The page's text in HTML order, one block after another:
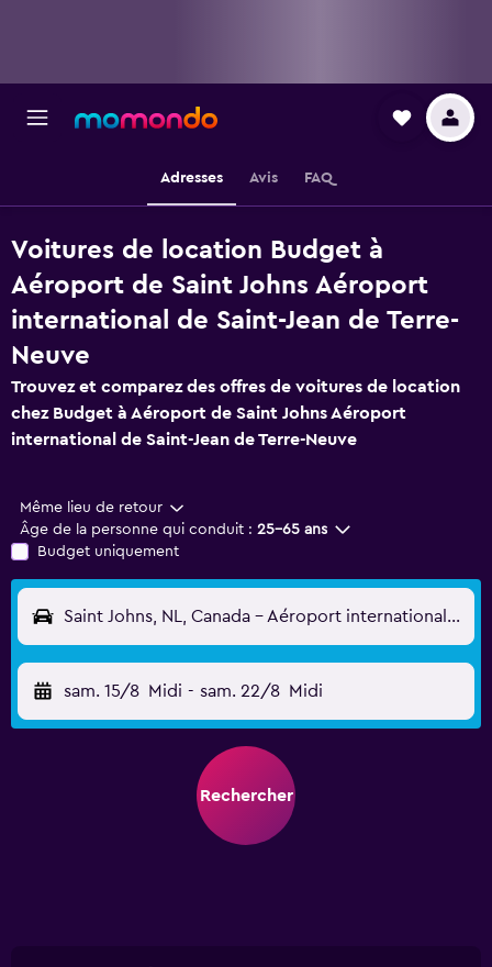
Adresses Avis FAQ
Voitures de location Budget à
Aéroport de Saint Johns Aéroport
international de Saint-Jean de Terre-
Neuve
Trouvez et comparez des offres de voitures de location
chez Budget à Aéroport de Saint Johns Aéroport
international de Saint-Jean de Terre-Neuve
Même lieu de retour
Âge de la personne qui conduit : 25-65 ans
Budget uniquement
Saint Johns, NL, Canada - Aéroport international de Saint-Jean de Terre-Neuve (YYT)
sam. 15/8 Midi - sam. 22/8 Midi
Rechercher